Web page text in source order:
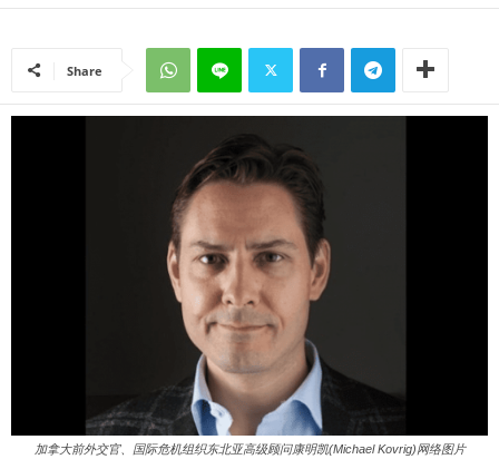
Share
加拿大前外交官、国际危机组织东北亚高级顾问康明凯(Michael Kovrig)网络图片